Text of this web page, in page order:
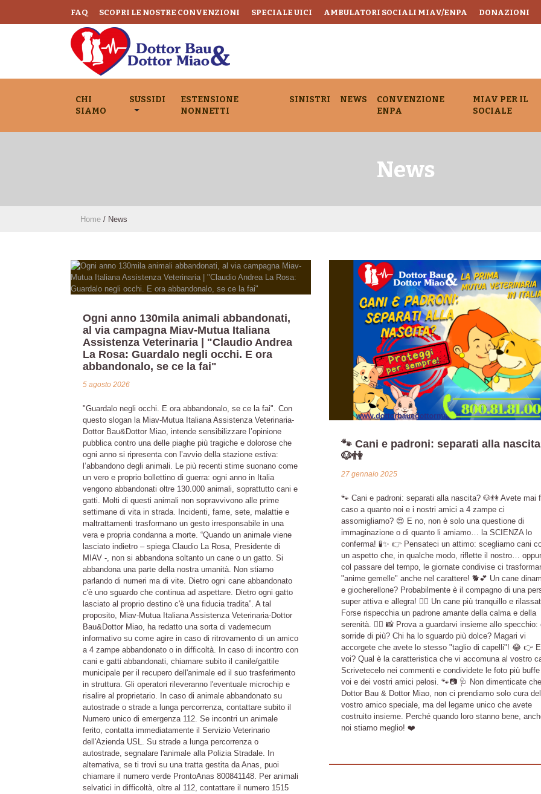
FAQ SCOPRI LE NOSTRE CONVENZIONI SPECIALE UICI AMBULATORI SOCIALI MIAV/ENPA DONAZIONI
CHI
SIAMO
SUSSIDI
ESTENSIONE
NONNETTI
SINISTRI NEWS
CONVENZIONE
ENPA
MIAV PER IL
SOCIALE
News
Home / News
Ogni anno 130mila animali abbandonati,
al via campagna Miav-Mutua Italiana
Assistenza Veterinaria | "Claudio Andrea
La Rosa: Guardalo negli occhi. E ora
abbandonalo, se ce la fai"
5 agosto 2026
"Guardalo negli occhi. E ora abbandonalo, se ce la fai". Con
questo slogan la Miav-Mutua Italiana Assistenza Veterinaria-
Dottor Bau&Dottor Miao, intende sensibilizzare l’opinione
pubblica contro una delle piaghe più tragiche e dolorose che
ogni anno si ripresenta con l’avvio della stazione estiva:
l’abbandono degli animali. Le più recenti stime suonano come
un vero e proprio bollettino di guerra: ogni anno in Italia
vengono abbandonati oltre 130.000 animali, soprattutto cani e
gatti. Molti di questi animali non sopravvivono alle prime
settimane di vita in strada. Incidenti, fame, sete, malattie e
maltrattamenti trasformano un gesto irresponsabile in una
vera e propria condanna a morte. “Quando un animale viene
lasciato indietro – spiega Claudio La Rosa, Presidente di
MIAV -, non si abbandona soltanto un cane o un gatto. Si
abbandona una parte della nostra umanità. Non stiamo
parlando di numeri ma di vite. Dietro ogni cane abbandonato
c'è uno sguardo che continua ad aspettare. Dietro ogni gatto
lasciato al proprio destino c'è una fiducia tradita”. A tal
proposito, Miav-Mutua Italiana Assistenza Veterinaria-Dottor
Bau&Dottor Miao, ha redatto una sorta di vademecum
informativo su come agire in caso di ritrovamento di un amico
a 4 zampe abbandonato o in difficoltà. In caso di incontro con
cani e gatti abbandonati, chiamare subito il canile/gattile
municipale per il recupero dell'animale ed il suo trasferimento
in struttura. Gli operatori rileveranno l'eventuale microchip e
risalire al proprietario. In caso di animale abbandonato su
autostrade o strade a lunga percorrenza, contattare subito il
Numero unico di emergenza 112. Se incontri un animale
ferito, contatta immediatamente il Servizio Veterinario
dell'Azienda USL. Su strade a lunga percorrenza o
autostrade, segnalare l'animale alla Polizia Stradale. In
alternativa, se ti trovi su una tratta gestita da Anas, puoi
chiamare il numero verde ProntoAnas 800841148. Per animali
selvatici in difficoltà, oltre al 112, contattare il numero 1515
🐾 Cani e padroni: separati alla
🐶👫
27 gennaio 2025
🐾 Cani e padroni: separati alla nascita? 🐶👫 Avete mai
caso a quanto noi e i nostri amici a 4 zampe ci
assomigliamo? 😍 E no, non è solo una questione di
immaginazione o di quanto li amiamo… la SCIENZA lo
conferma! 🧪✨ 👉 Pensateci un attimo: scegliamo cani
un aspetto che, in qualche modo, riflette il nostro…
col passare del tempo, le giornate condivise ci
"anime gemelle" anche nel carattere! 🐕💕 Un cane
e giocherellone? Probabilmente è il compagno di una
super attiva e allegra! 🏃‍♂️ Un cane più tranquillo e
Forse rispecchia un padrone amante della calma e della
serenità. 🧘‍♀️ 📸 Prova a guardarvi insieme allo specchio:
sorride di più? Chi ha lo sguardo più dolce? Magari vi
accorgete che avete lo stesso "taglio di capelli"! 😂 👉 E
voi? Qual è la caratteristica che vi accomuna al vostro
Scrivetecelo nei commenti e condividete le foto più buffe
voi e dei vostri amici pelosi. 🐾📷 🩺 Non dimenticate
Dottor Bau & Dottor Miao, non ci prendiamo solo cura del
vostro amico speciale, ma del legame unico che avete
costruito insieme. Perché quando loro stanno bene,
noi stiamo meglio! ❤️